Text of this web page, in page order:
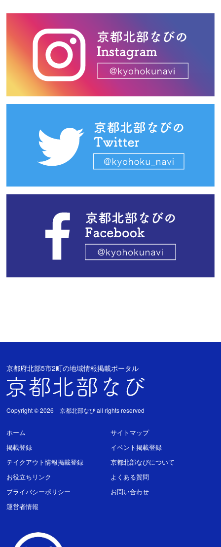
京都府北部5市2町の地域情報掲載ポータル
Copyright © 2026 京都北部なび all rights reserved
ホーム
サイトマップ
掲載登録
イベント掲載登録
テイクアウト情報掲載登録
京都北部なびについて
お役立ちリンク
よくある質問
プライバシーポリシー
お問い合わせ
運営者情報